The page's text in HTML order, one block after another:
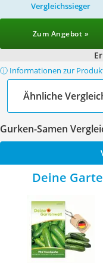
Vergleichssieger
Zum Angebot »
ⓘ Informationen zur
Ähnliche
Gurken-Samen
Deine